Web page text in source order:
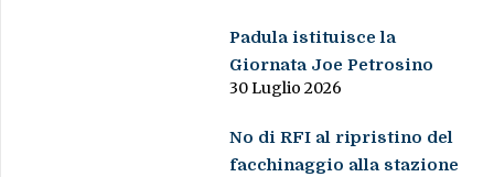
Padula istituisce la
Giornata Joe Petrosino
30 Luglio 2026
No di RFI al ripristino del
facchinaggio alla stazione